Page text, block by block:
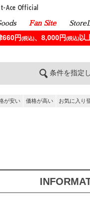
t-Ace Official
Fan Site
660円(税込)、8,000円(税込) 以
条件を指定
が安い 価格が高い お気に入り